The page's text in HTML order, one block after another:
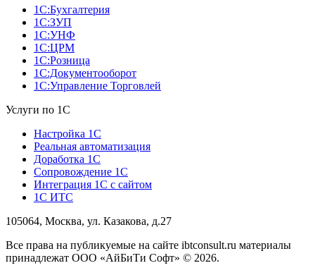
1С:Бухгалтерия
1С:ЗУП
1С:УНФ
1С:ЦРМ
1С:Розница
1С:Документооборот
1С:Управление Торговлей
Услуги по 1С
Настройка 1С
Реальная автоматизация
Доработка 1С
Сопровождение 1С
Интеграция 1С с сайтом
1С ИТС
105064, Москва, ул. Казакова, д.27
Все права на публикуемые на сайте ibtconsult.ru материалы
принадлежат ООО «АйБиТи Софт» © 2026.